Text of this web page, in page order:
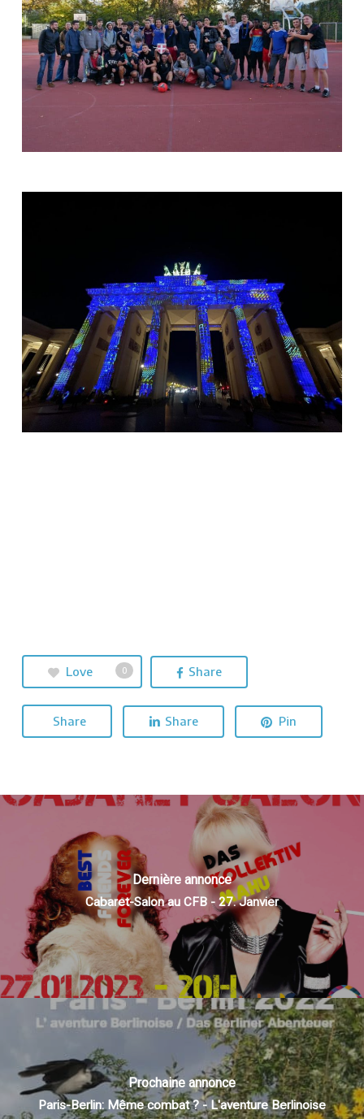
Love 0 Share
Share Share Pin
Dernière annonce
Cabaret-Salon au CFB - 27. Janvier
Prochaine annonce
Paris-Berlin: Même combat ? - L'aventure Berlinoise